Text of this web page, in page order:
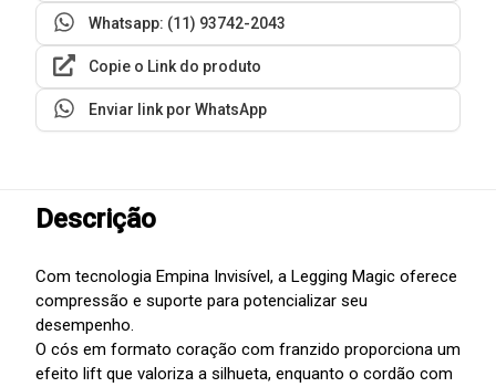
Whatsapp: (11) 93742-2043
Copie o Link do produto
Enviar link por WhatsApp
Descrição
Com tecnologia Empina Invisível, a Legging Magic oferece
compressão e suporte para potencializar seu
desempenho.
O cós em formato coração com franzido proporciona um
efeito lift que valoriza a silhueta, enquanto o cordão com